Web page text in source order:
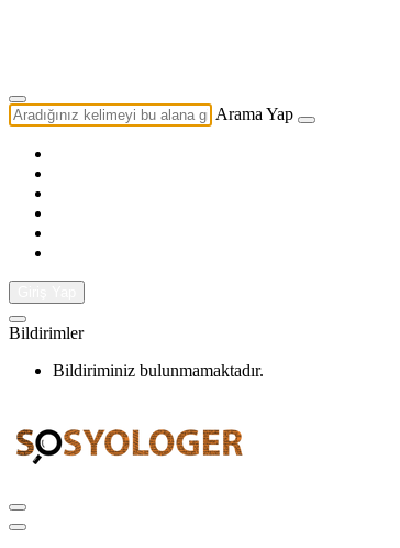
Arama Yap
Bildirimler
Bildiriminiz bulunmamaktadır.